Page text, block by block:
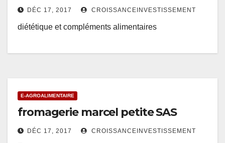
DÉC 17, 2017 CROISSANCEINVESTISSEMENT
diététique et compléments alimentaires
E-AGROALIMENTAIRE
fromagerie marcel petite SAS
DÉC 17, 2017 CROISSANCEINVESTISSEMENT